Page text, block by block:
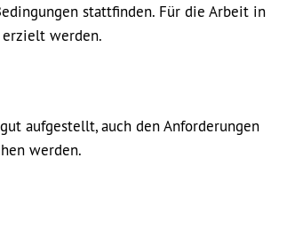
stattfinden. Für die Arbeit in
werden.
aufgestellt, auch den Anforderungen
werden.